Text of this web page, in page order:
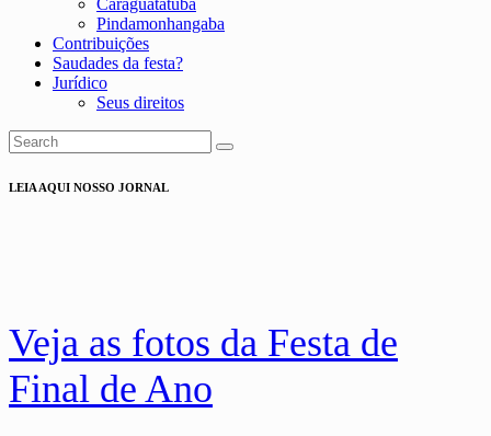
Caraguatatuba
Pindamonhangaba
Contribuições
Saudades da festa?
Jurídico
Seus direitos
LEIA AQUI NOSSO JORNAL
Veja as fotos da Festa de
Final de Ano